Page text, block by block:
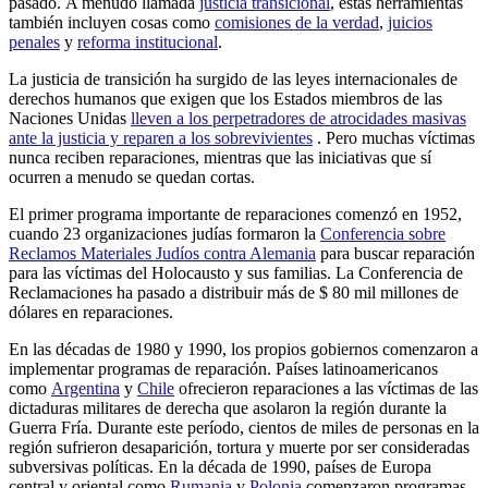
también incluyen cosas como comisiones de la verdad, juicios
penales y reforma institucional.
La justicia de transición ha surgido de las leyes internacionales de
derechos humanos que exigen que los Estados miembros de las
Naciones Unidas lleven a los perpetradores de atrocidades masivas
ante la justicia y reparen a los sobrevivientes . Pero muchas víctimas
nunca reciben reparaciones, mientras que las iniciativas que sí
ocurren a menudo se quedan cortas.
El primer programa importante de reparaciones comenzó en 1952,
cuando 23 organizaciones judías formaron la Conferencia sobre
Reclamos Materiales Judíos contra Alemania para buscar reparación
para las víctimas del Holocausto y sus familias. La Conferencia de
Reclamaciones ha pasado a distribuir más de $ 80 mil millones de
dólares en reparaciones.
En las décadas de 1980 y 1990, los propios gobiernos comenzaron a
implementar programas de reparación. Países latinoamericanos
como Argentina y Chile ofrecieron reparaciones a las víctimas de las
dictaduras militares de derecha que asolaron la región durante la
Guerra Fría. Durante este período, cientos de miles de personas en la
región sufrieron desaparición, tortura y muerte por ser consideradas
subversivas políticas. En la década de 1990, países de Europa